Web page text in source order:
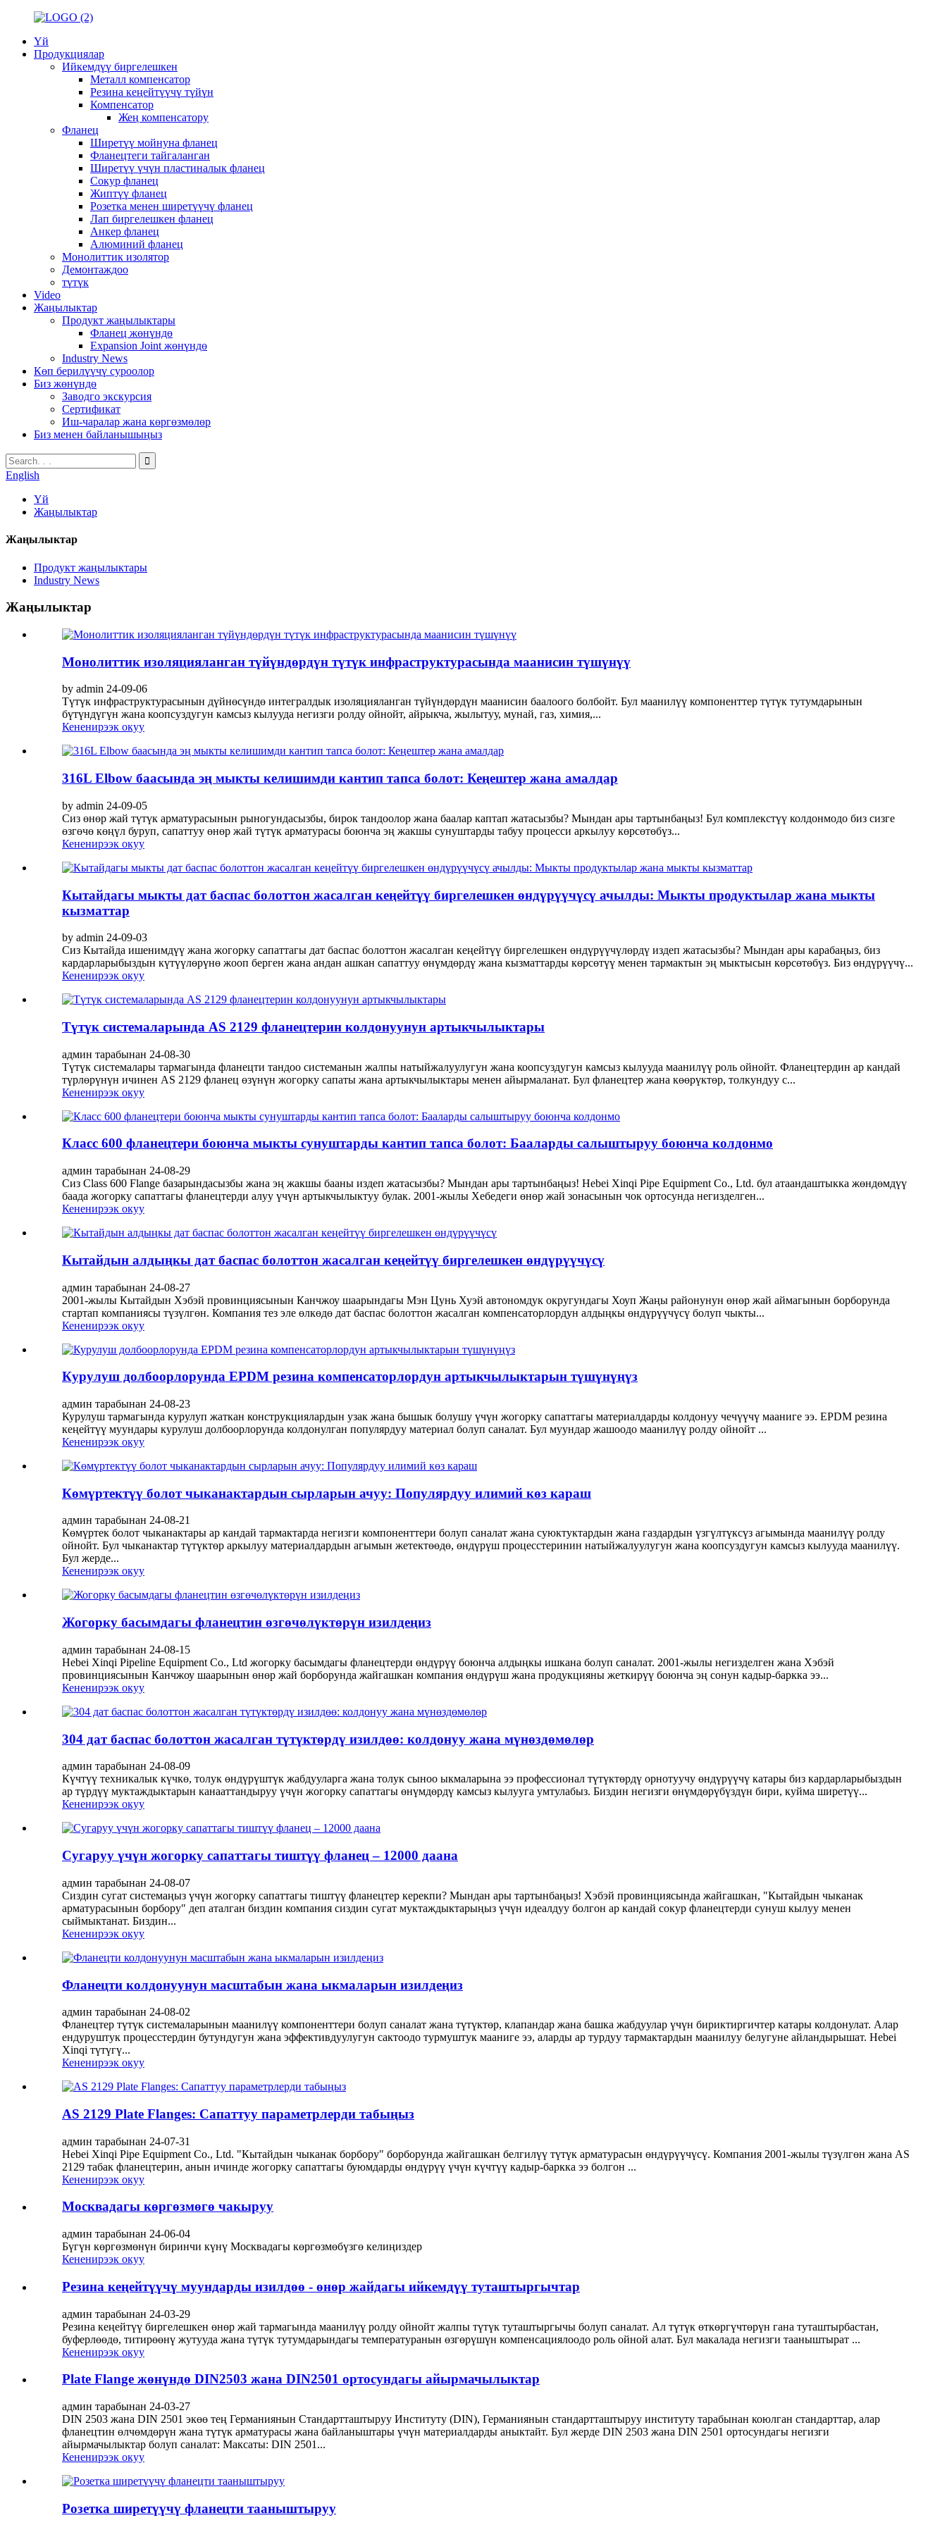
Үй
Продукциялар
Ийкемдүү биргелешкен
Металл компенсатор
Резина кеңейтүүчү түйүн
Компенсатор
Жең компенсатору
Фланец
Ширетүү мойнуна фланец
Фланецтеги тайгаланган
Ширетүү үчүн пластиналык фланец
Сокур фланец
Жиптүү фланец
Розетка менен ширетүүчү фланец
Лап биргелешкен фланец
Анкер фланец
Алюминий фланец
Монолиттик изолятор
Демонтаждоо
түтүк
Video
Жаңылыктар
Продукт жаңылыктары
Фланец жөнүндө
Expansion Joint жөнүндө
Industry News
Көп берилүүчү суроолор
Биз жөнүндө
Заводго экскурсия
Сертификат
Иш-чаралар жана көргөзмөлөр
Биз менен байланышыңыз
English
Үй
Жаңылыктар
Жаңылыктар
Продукт жаңылыктары
Industry News
Жаңылыктар
Монолиттик изоляцияланган түйүндөрдүн түтүк инфраструктурасында маанисин түшүнүү
by admin 24-09-06
Түтүк инфраструктурасынын дүйнөсүндө интегралдык изоляцияланган түйүндөрдүн маанисин баалоого болбойт. Бул маанилүү компоненттер түтүк тутумдарынын
бүтүндүгүн жана коопсуздугун камсыз кылууда негизги ролду ойнойт, айрыкча, жылытуу, мунай, газ, химия,...
Кененирээк окуу
316L Elbow баасында эң мыкты келишимди кантип тапса болот: Кеңештер жана амалдар
by admin 24-09-05
Сиз өнөр жай түтүк арматурасынын рыногундасызбы, бирок тандоолор жана баалар каптап жатасызбы? Мындан ары тартынбаңыз! Бул комплекстүү колдонмодо биз сизге
өзгөчө көңүл буруп, сапаттуу өнөр жай түтүк арматурасы боюнча эң жакшы сунуштарды табуу процесси аркылуу көрсөтөбүз...
Кененирээк окуу
Кытайдагы мыкты дат баспас болоттон жасалган кеңейтүү биргелешкен өндүрүүчүсү ачылды: Мыкты продуктылар жана мыкты
кызматтар
by admin 24-09-03
Сиз Кытайда ишенимдүү жана жогорку сапаттагы дат баспас болоттон жасалган кеңейтүү биргелешкен өндүрүүчүлөрдү издеп жатасызбы? Мындан ары карабаңыз, биз
кардарларыбыздын күтүүлөрүнө жооп берген жана андан ашкан сапаттуу өнүмдөрдү жана кызматтарды көрсөтүү менен тармактын эң мыктысын көрсөтөбүз. Биз өндүрүүчү...
Кененирээк окуу
Түтүк системаларында AS 2129 фланецтерин колдонуунун артыкчылыктары
админ тарабынан 24-08-30
Түтүк системалары тармагында фланецти тандоо системанын жалпы натыйжалуулугун жана коопсуздугун камсыз кылууда маанилүү роль ойнойт. Фланецтердин ар кандай
түрлөрүнүн ичинен AS 2129 фланец өзүнүн жогорку сапаты жана артыкчылыктары менен айырмаланат. Бул фланецтер жана көөрүктөр, толкундуу с...
Кененирээк окуу
Класс 600 фланецтери боюнча мыкты сунуштарды кантип тапса болот: Бааларды салыштыруу боюнча колдонмо
админ тарабынан 24-08-29
Сиз Class 600 Flange базарындасызбы жана эң жакшы бааны издеп жатасызбы? Мындан ары тартынбаңыз! Hebei Xinqi Pipe Equipment Co., Ltd. бул атаандаштыкка жөндөмдүү
баада жогорку сапаттагы фланецтерди алуу үчүн артыкчылыктуу булак. 2001-жылы Хебедеги өнөр жай зонасынын чок ортосунда негизделген...
Кененирээк окуу
Кытайдын алдыңкы дат баспас болоттон жасалган кеңейтүү биргелешкен өндүрүүчүсү
админ тарабынан 24-08-27
2001-жылы Кытайдын Хэбэй провинциясынын Канчжоу шаарындагы Мэн Цунь Хуэй автономдук округундагы Хоуп Жаңы районунун өнөр жай аймагынын борборунда
стартап компаниясы түзүлгөн. Компания тез эле өлкөдө дат баспас болоттон жасалган компенсаторлордун алдыңкы өндүрүүчүсү болуп чыкты...
Кененирээк окуу
Курулуш долбоорлорунда EPDM резина компенсаторлордун артыкчылыктарын түшүнүңүз
админ тарабынан 24-08-23
Курулуш тармагында курулуп жаткан конструкциялардын узак жана бышык болушу үчүн жогорку сапаттагы материалдарды колдонуу чечүүчү мааниге ээ. EPDM резина
кеңейтүү муундары курулуш долбоорлорунда колдонулган популярдуу материал болуп саналат. Бул муундар жашоодо маанилүү ролду ойнойт ...
Кененирээк окуу
Көмүртектүү болот чыканактардын сырларын ачуу: Популярдуу илимий көз караш
админ тарабынан 24-08-21
Көмүртек болот чыканактары ар кандай тармактарда негизги компоненттери болуп саналат жана суюктуктардын жана газдардын үзгүлтүксүз агымында маанилүү ролду
ойнойт. Бул чыканактар ​​түтүктөр аркылуу материалдардын агымын жетектөөдө, өндүрүш процесстеринин натыйжалуулугун жана коопсуздугун камсыз кылууда маанилүү.
Бул жерде...
Кененирээк окуу
Жогорку басымдагы фланецтин өзгөчөлүктөрүн изилдеңиз
админ тарабынан 24-08-15
Hebei Xinqi Pipeline Equipment Co., Ltd жогорку басымдагы фланецтерди өндүрүү боюнча алдыңкы ишкана болуп саналат. 2001-жылы негизделген жана Хэбэй
провинциясынын Канчжоу шаарынын өнөр жай борборунда жайгашкан компания өндүрүш жана продукцияны жеткирүү боюнча эң сонун кадыр-баркка ээ...
Кененирээк окуу
304 дат баспас болоттон жасалган түтүктөрдү изилдөө: колдонуу жана мүнөздөмөлөр
админ тарабынан 24-08-09
Күчтүү техникалык күчкө, толук өндүрүштүк жабдууларга жана толук сыноо ыкмаларына ээ профессионал түтүктөрдү орнотуучу өндүрүүчү катары биз кардарларыбыздын
ар түрдүү муктаждыктарын канааттандыруу үчүн жогорку сапаттагы өнүмдөрдү камсыз кылууга умтулабыз. Биздин негизги өнүмдөрүбүздүн бири, куйма ширетүү...
Кененирээк окуу
Сугаруу үчүн жогорку сапаттагы тиштүү фланец – 12000 даана
админ тарабынан 24-08-07
Сиздин сугат системаңыз үчүн жогорку сапаттагы тиштүү фланецтер керекпи? Мындан ары тартынбаңыз! Хэбэй провинциясында жайгашкан, "Кытайдын чыканак
арматурасынын борбору" деп аталган биздин компания сиздин сугат муктаждыктарыңыз үчүн идеалдуу болгон ар кандай сокур фланецтерди сунуш кылуу менен
сыймыктанат. Биздин...
Кененирээк окуу
Фланецти колдонуунун масштабын жана ыкмаларын изилдеңиз
админ тарабынан 24-08-02
Фланецтер түтүк системаларынын маанилүү компоненттери болуп саналат жана түтүктөр, клапандар жана башка жабдуулар үчүн бириктиргичтер катары колдонулат. Алар
ендуруштук процесстердин бутундугун жана эффективдуулугун сактоодо турмуштук мааниге ээ, аларды ар турдуу тармактардын маанилуу белугуне айландырышат. Hebei
Xinqi түтүгү...
Кененирээк окуу
AS 2129 Plate Flanges: Сапаттуу параметрлерди табыңыз
админ тарабынан 24-07-31
Hebei Xinqi Pipe Equipment Co., Ltd. "Кытайдын чыканак борбору" борборунда жайгашкан белгилүү түтүк арматурасын өндүрүүчүсү. Компания 2001-жылы түзүлгөн жана AS
2129 табак фланецтерин, анын ичинде жогорку сапаттагы буюмдарды өндүрүү үчүн күчтүү кадыр-баркка ээ болгон ...
Кененирээк окуу
Москвадагы көргөзмөгө чакыруу
админ тарабынан 24-06-04
Бүгүн көргөзмөнүн биринчи күнү Москвадагы көргөзмөбүзгө келиңиздер
Кененирээк окуу
Резина кеңейтүүчү муундарды изилдөө - өнөр жайдагы ийкемдүү туташтыргычтар
админ тарабынан 24-03-29
Резина кеңейтүү биргелешкен өнөр жай тармагында маанилүү ролду ойнойт жалпы түтүк туташтыргычы болуп саналат. Ал түтүк өткөргүчтөрүн гана туташтырбастан,
буферлөөдө, титирөөнү жутууда жана түтүк тутумдарындагы температуранын өзгөрүшүн компенсациялоодо роль ойной алат. Бул макалада негизги тааныштырат ...
Кененирээк окуу
Plate Flange жөнүндө DIN2503 жана DIN2501 ортосундагы айырмачылыктар
админ тарабынан 24-03-27
DIN 2503 жана DIN 2501 экөө тең Германиянын Стандартташтыруу Институту (DIN), Германиянын стандартташтыруу институту тарабынан коюлган стандарттар, алар
фланецтин өлчөмдөрүн жана түтүк арматурасы жана байланыштары үчүн материалдарды аныктайт. Бул жерде DIN 2503 жана DIN 2501 ортосундагы негизги
айырмачылыктар болуп саналат: Максаты: DIN 2501...
Кененирээк окуу
Розетка ширетүүчү фланецти тааныштыруу